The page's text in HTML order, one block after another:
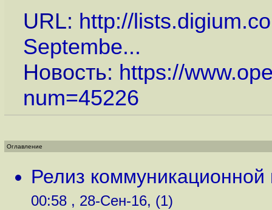
URL: http://
Septembe...
Новость: https://
num=45226
Оглавление
Релиз
00:58 , 28-Сен-16, (1)